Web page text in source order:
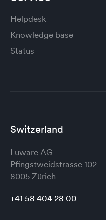
Helpdesk
Knowledge base
Status
Switzerland
Luware AG
Pfingstweidstrasse 102
8005 Zürich
+41 58 404 28 00